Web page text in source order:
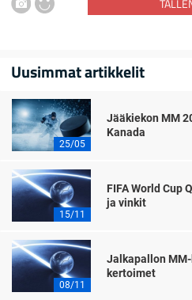
Uusimmat artikkelit
25/05
Jääkiekon MM
Kanada
15/11
FIFA World Cup
ja vinkit
08/11
Jalkapallon
kertoimet